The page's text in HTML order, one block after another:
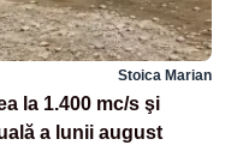
Stoica Marian
la 1.400 mc/s şi
a lunii august